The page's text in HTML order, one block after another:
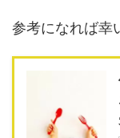
参考になれば幸